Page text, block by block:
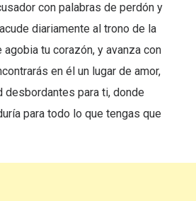
con palabras de perdón y
diariamente al trono de la
tu corazón, y avanza con
en él un lugar de amor,
desbordantes para ti, donde
para todo lo que tengas que